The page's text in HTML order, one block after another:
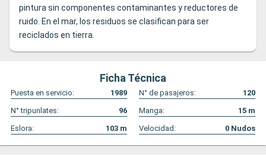
pintura sin componentes contaminantes y reductores de
ruido. En el mar, los residuos se clasifican para ser
reciclados en tierra.
Ficha Técnica
Puesta en servicio: 1989 N° de pasajeros:
120
N° tripunlates:
96 Manga: 15 m
Eslora:
103 m Velocidad: 0 Nudos